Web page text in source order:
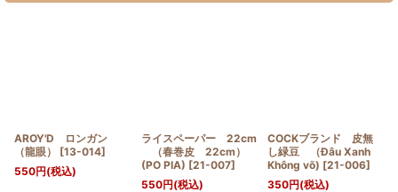
AROY'D ロンガン
（龍眼）
[13-014]
550円(税込)
ライスペーパー 22cm
（春巻皮 22cm）
(PO PIA) [21-007]
550円(税込)
COCKブランド 皮無
し緑豆 （Đâu Xanh
Không võ) [21-006]
350円(税込)